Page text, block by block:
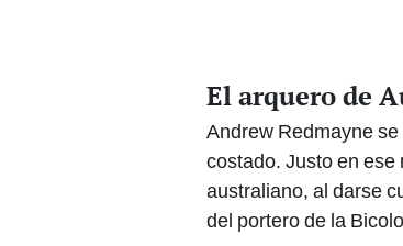
El arquero de
Andrew Redmayne se
costado. Justo en ese
australiano, al darse
del portero de la